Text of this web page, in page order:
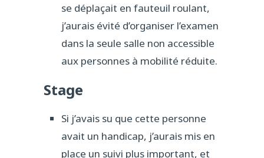
se déplaçait en fauteuil roulant,
j’aurais évité d’organiser l’examen
dans la seule salle non accessible
aux personnes à mobilité réduite.
Stage
Si j’avais su que cette personne
avait un handicap, j’aurais mis en
place un suivi plus important, et